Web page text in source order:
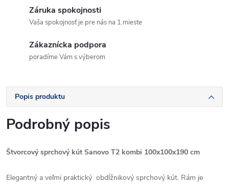
Záruka spokojnosti
Vaša spokojnosť je pre nás na 1.mieste
Zákaznícka podpora
poradíme Vám s výberom
Popis produktu
Podrobný popis
Štvorcový sprchový kút Sanovo T2 kombi 100x100x190 cm
Elegantný a veľmi praktický obdĺžnikový sprchový kút. Rám je